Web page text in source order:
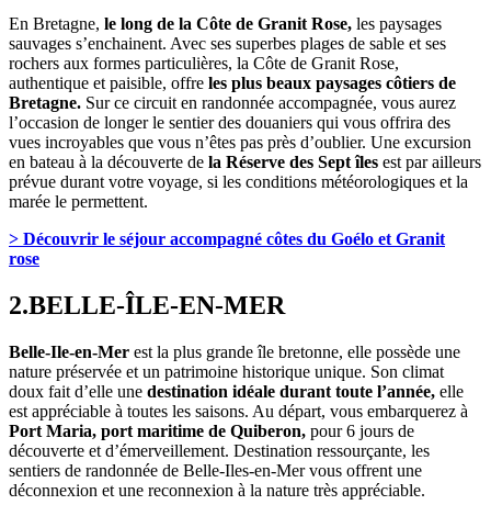
En Bretagne, le long de la Côte de Granit Rose, les paysages
sauvages s’enchainent. Avec ses superbes plages de sable et ses
rochers aux formes particulières, la Côte de Granit Rose,
authentique et paisible, offre les plus beaux paysages côtiers de
Bretagne. Sur ce circuit en randonnée accompagnée, vous aurez
l’occasion de longer le sentier des douaniers qui vous offrira des
vues incroyables que vous n’êtes pas près d’oublier. Une excursion
en bateau à la découverte de la Réserve des Sept îles est par ailleurs
prévue durant votre voyage, si les conditions météorologiques et la
marée le permettent.
> Découvrir le séjour accompagné côtes du Goélo et Granit
rose
2.BELLE-ÎLE-EN-MER
Belle-Ile-en-Mer est la plus grande île bretonne, elle possède une
nature préservée et un patrimoine historique unique. Son climat
doux fait d’elle une destination idéale durant toute l’année, elle
est appréciable à toutes les saisons. Au départ, vous embarquerez à
Port Maria, port maritime de Quiberon, pour 6 jours de
découverte et d’émerveillement. Destination ressourçante, les
sentiers de randonnée de Belle-Iles-en-Mer vous offrent une
déconnexion et une reconnexion à la nature très appréciable.